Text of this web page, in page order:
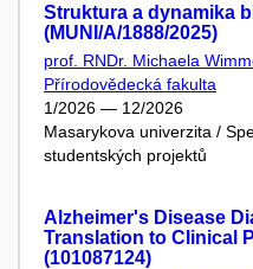
Struktura a dynamika
(MUNI/A/1888/2025)
prof. RNDr. Michaela
Přírodovědecká fakulta
1/2026 — 12/2026
Masarykova univerzita /
studentských projektů
Alzheimer's Disease
Translation to Clinical
(101087124)